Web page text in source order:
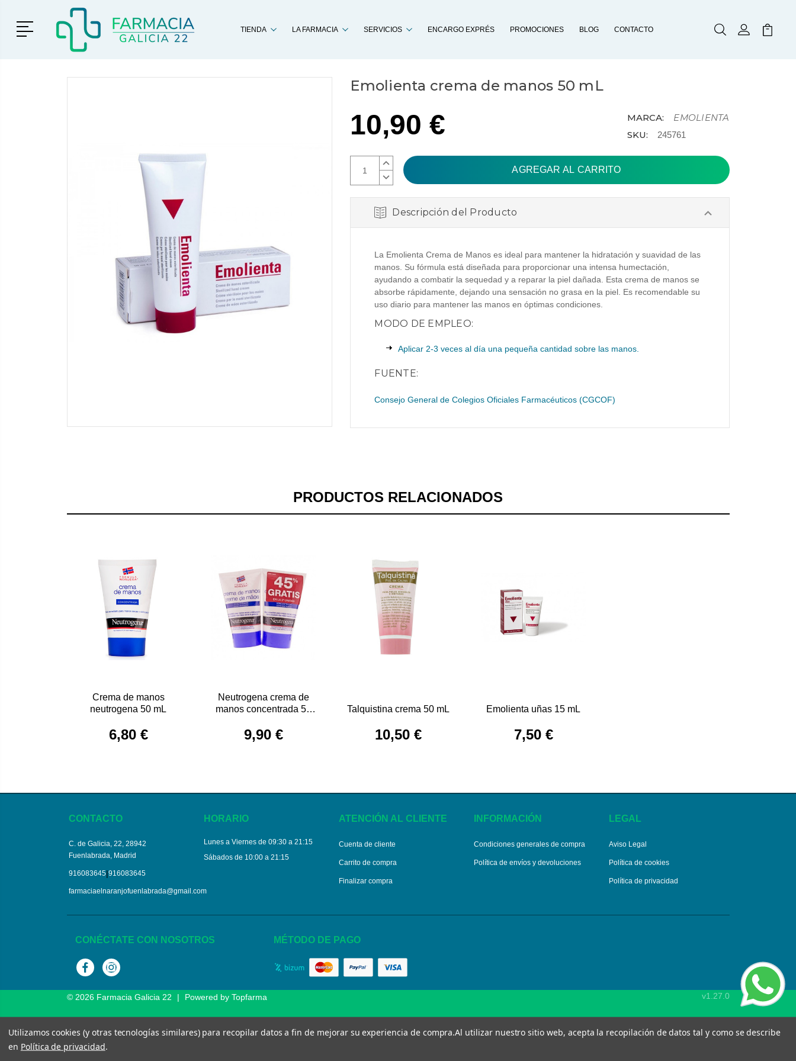
Menú TIENDA LA FARMACIA SERVICIOS ENCARGO EXPRÉS PROMOCIONES BLOG CONTACTO BuscarMi Cuenta
Mi
Emolienta crema de manos 50 mL
10,90 €
AUMENTAR
CANTIDAD:
DISMINUIR
CANTIDAD:
MARCA:
EMOLIENTA
SKU:
245761
Descripción del Producto
La Emolienta Crema de Manos es ideal para mantener la hidratación y suavidad de las
manos. Su fórmula está diseñada para proporcionar una intensa humectación,
ayudando a combatir la sequedad y a reparar la piel dañada. Esta crema de manos se
absorbe rápidamente, dejando una sensación no grasa en la piel. Es recomendable su
uso diario para mantener las manos en óptimas condiciones.
MODO DE EMPLEO:
Aplicar 2-3 veces al día una pequeña cantidad sobre las manos.
FUENTE:
Consejo General de Colegios Oficiales Farmacéuticos (CGCOF)
PRODUCTOS RELACIONADOS
Crema de manos
neutrogena 50 mL
6,80 €
Neutrogena crema de
manos concentrada 50
9,90 €
Talquistina crema 50 mL
10,50 €
Emolienta uñas 15 mL
7,50 €
CONTACTO
C. de Galicia, 22, 28942
Fuenlabrada, Madrid
916083645|916083645
farmaciaelnaranjofuenlabrada@gmail.com
HORARIO
Lunes a Viernes de 09:30 a 21:15
Sábados de 10:00 a 21:15
ATENCIÓN AL CLIENTE
Cuenta de cliente
Carrito de compra
Finalizar compra
INFORMACIÓN
Condiciones generales de compra
Política de envíos y devoluciones
LEGAL
Aviso Legal
Política de cookies
Política de privacidad
CONÉCTATE CON NOSOTROS
FacebookInstagram
MÉTODO DE PAGO
© 2026 Farmacia Galicia 22 | Powered by Topfarma v1.27.0
Utilizamos cookies (y otras tecnologías similares) para recopilar datos a fin de mejorar su experiencia de compra.Al utilizar nuestro sitio web, acepta la recopilación de datos tal y como se describe
en Política de privacidad.